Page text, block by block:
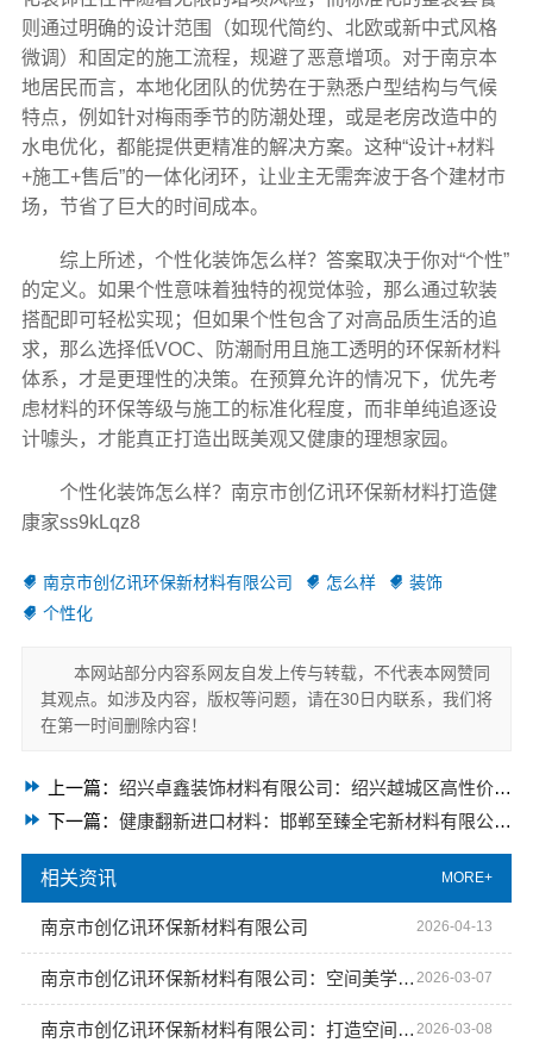
则通过明确的设计范围（如现代简约、北欧或新中式风格
微调）和固定的施工流程，规避了恶意增项。对于南京本
地居民而言，本地化团队的优势在于熟悉户型结构与气候
特点，例如针对梅雨季节的防潮处理，或是老房改造中的
水电优化，都能提供更精准的解决方案。这种“设计+材料
+施工+售后”的一体化闭环，让业主无需奔波于各个建材市
场，节省了巨大的时间成本。
综上所述，个性化装饰怎么样？答案取决于你对“个性”
的定义。如果个性意味着独特的视觉体验，那么通过软装
搭配即可轻松实现；但如果个性包含了对高品质生活的追
求，那么选择低VOC、防潮耐用且施工透明的环保新材料
体系，才是更理性的决策。在预算允许的情况下，优先考
虑材料的环保等级与施工的标准化程度，而非单纯追逐设
计噱头，才能真正打造出既美观又健康的理想家园。
个性化装饰怎么样？南京市创亿讯环保新材料打造健
康家ss9kLqz8
南京市创亿讯环保新材料有限公司 怎么样
装饰
个性化
本网站部分内容系网友自发上传与转载，不代表本网赞同
其观点。如涉及内容，版权等问题，请在30日内联系，我们将
在第一时间删除内容！
上一篇： 绍兴卓鑫装饰材料有限公司：绍兴越城区高性价比家装环保优质材料
下一篇： 健康翻新进口材料：邯郸至臻全宅新材料有限公司甄选全球优品
相关资讯 MORE+
南京市创亿讯环保新材料有限公司 2026-04-13
南京市创亿讯环保新材料有限公司：空间美学工厂 引领绿色定制 2026-03-07
南京市创亿讯环保新材料有限公司：打造空间高端定制的绿色未来 2026-03-08